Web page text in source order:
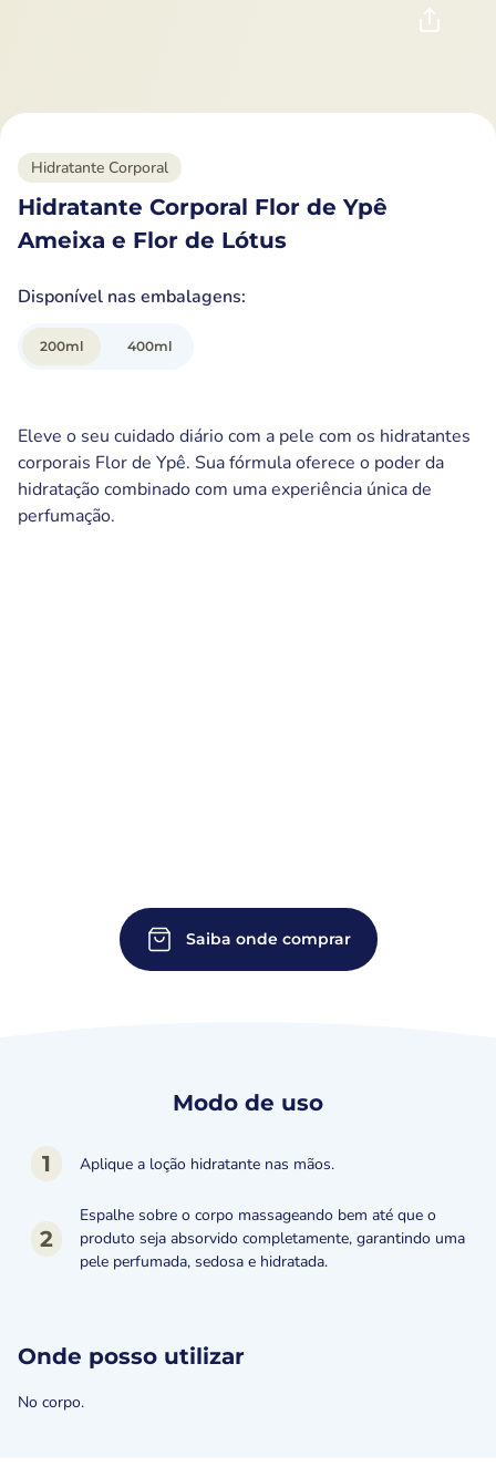
Hidratante Corporal
Hidratante Corporal Flor de Ypê
Ameixa e Flor de Lótus
Disponível nas embalagens:
200ml 400ml
Eleve o seu cuidado diário com a pele com os hidratantes
corporais Flor de Ypê. Sua fórmula oferece o poder da
hidratação combinado com uma experiência única de
perfumação.
Saiba onde comprar
Modo de uso
1 Aplique a loção hidratante nas mãos.
2
Espalhe sobre o corpo massageando bem até que o
produto seja absorvido completamente, garantindo uma
pele perfumada, sedosa e hidratada.
Onde posso utilizar
No corpo.